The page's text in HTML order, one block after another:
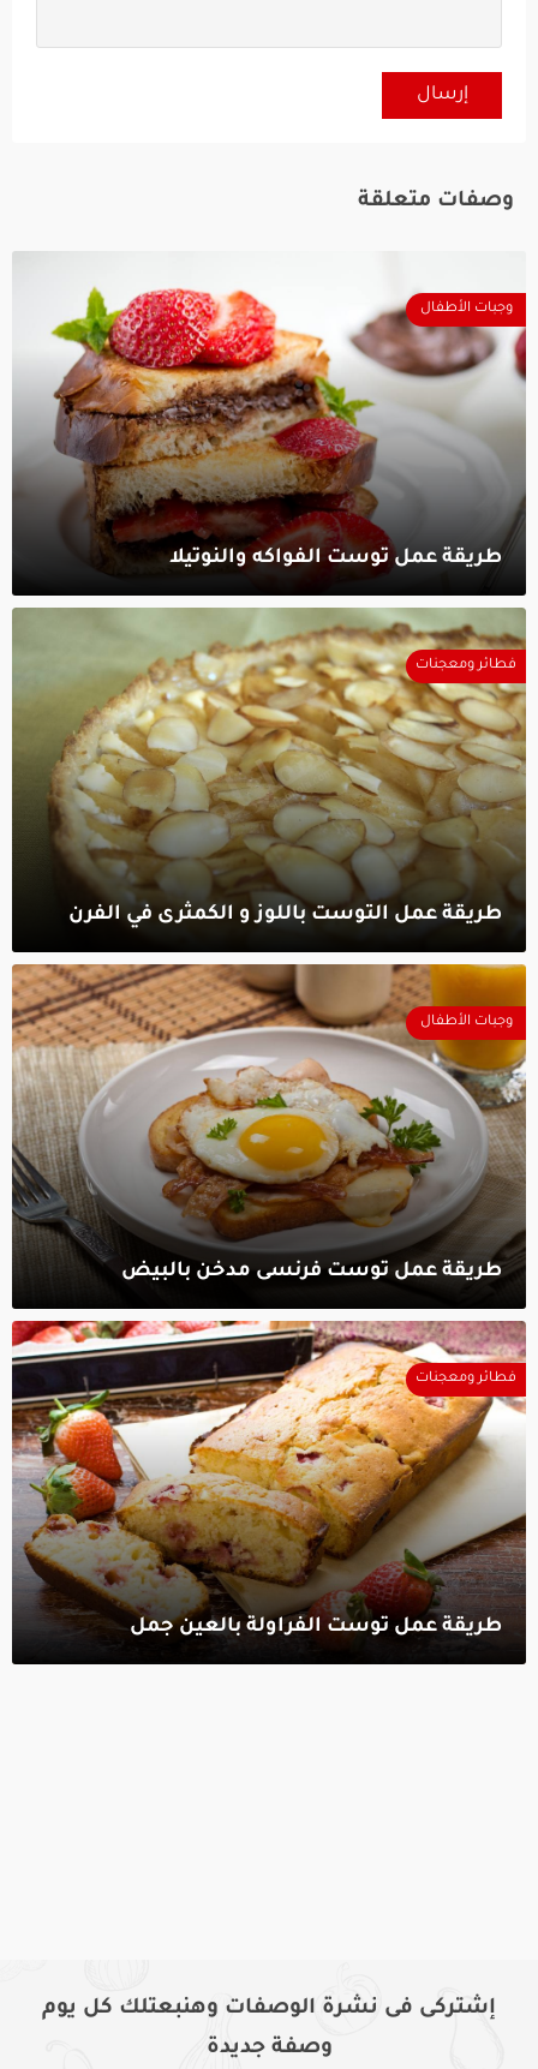
وصفات متعلقة
وجبات الأطفال
طريقة عمل توست الفواكه والنوتيلا‎
فطائر ومعجنات
طريقة عمل التوست باللوز و الكمثرى في الفرن‎
وجبات الأطفال
طريقة عمل توست فرنسى مدخن بالبيض‎
فطائر ومعجنات
طريقة عمل توست الفراولة بالعين جمل‎
إشتركى فى نشرة الوصفات وهنبعتلك كل يوم
وصفة جديدة